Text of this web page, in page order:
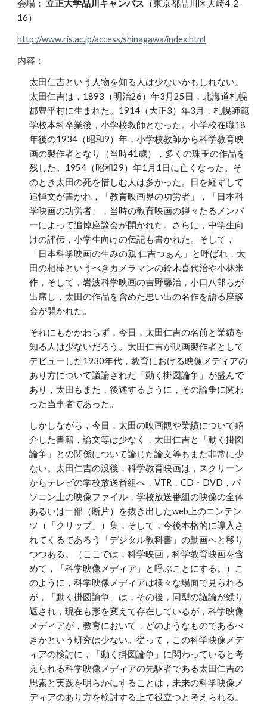
会場： 立正大学品川キャンパス （東京都品川区大崎4-2-
16）
http://www.ris.ac.jp/access/shinagawa/index.html
内容：
太田仁吉という人物を知る人は少ないかもしれない。
太田仁吉は，1893（明治26）年3月25日，北海道札幌
郡豊平村に生まれた。1914（大正3）年3月，札幌師範
学校本科卒業後，小学校教師となった。小学校在職18
年後の1934（昭和9）年，小学校教師から科学教育映
画の製作者となり（当時41歳），多くの珠玉の作品を
残した。1954（昭和29）年1月1日に亡くなった。そ
のとき太田の死を惜しむ人は多かった。日を経ずして
追悼文が書かれ，「教育映画界の功労者」，「日本科
学映画の功労者」，当時の教育映画の錚々たるメンバ
ーによって追悼座談会が開かれた。さらに，中学生向
けの評伝，小学生向けの伝記も書かれた。そして，
「日本科学映画の生みの親 仁吉つぁん」と呼ばれ，太
田の相棒というべきカメラマンの鈴木喜代治や小林米
作，そして，岩波科学映画の吉野馨治，小口八郎らが
出席し，太田の作品を含めた思い出の名作を語る座談
会が開かれた。
それにもかかわらず，今日，太田仁吉の名前と業績を
知る人は少ないだろう。太田仁吉が映画製作者として
デビューした1930年代，教育における映像メディアの
あり方について議論された「動く掛図論争」が盛んで
あり，太田もまた，後述するように，その論争に関わ
った当事者であった。
しかしながら，今日，太田の映画観や業績について紹
介した書籍，論文等は少なく，太田仁吉と「動く掛図
論争」との関係について論じた論文等もまた非常に少
ない。太田仁吉の没後，科学教育映画は，スクリーン
からテレビの学校放送番組へ，VTR，CD・DVD，パ
ソコン上の映像ファイル，学校放送番組の映像の全体
あるいは一部（断片）を抜き出したweb上のコンテン
ツ（「クリップ」）集，そして，今後本格的に導入さ
れてくるであろう「デジタル教科書」の動画へと移り
つつある。（ここでは，科学映画，科学教育映画を含
めて，「科学映像メディア」と呼ぶことにする。）こ
のように，科学映像メディアは様々な場面で見られる
が，「動く掛図論争」は，その後，同型の議論が繰り
返され，現在も形を変えて存在しているが，科学映像
メディアが，教育において，どのようなものであるべ
きかという研究は少ない。従って，この科学映像メデ
ィアの検討に，「動く掛図論争」に関わっていると考
えられる科学映像メディアの先駆者である太田仁吉の
思索と実践を明らかにすることは，未来の科学映像メ
ディアのあり方を検討する上で役立つと考えられる。